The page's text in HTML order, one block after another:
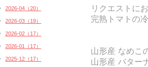
リクエストに
完熟トマトの
山形産 なめこ
山形産 バター
2026-04（20）
2026-03（19）
2026-02（17）
2026-01（17）
2025-12（17）